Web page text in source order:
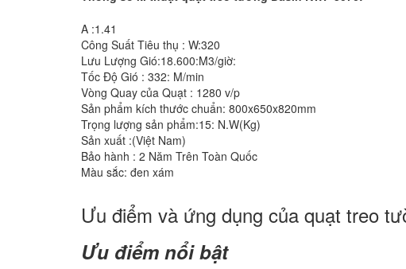
A :1.41
Công Suất Tiêu thụ : W:320
Lưu Lượng Gió:18.600:M3/giờ:
Tốc Độ Gió : 332: M/min
Vòng Quay của Quạt : 1280 v/p
Sản phẩm kích thước chuẩn: 800x650x820mm
Trọng lượng sản phẩm:15: N.W(Kg)
Sản xuất :(Việt Nam)
Bảo hành : 2 Năm Trên Toàn Quốc
Màu sắc: đen xám
Ưu điểm và ứng dụng của quạt treo
Ưu điểm nổi bật